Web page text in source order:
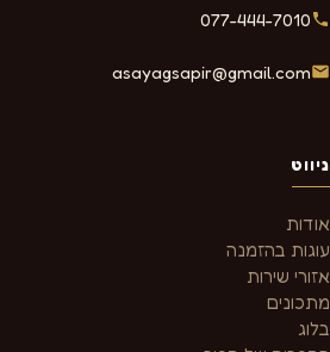
077-444-7010
asayagsapir@gmail.com
ניווט
אודות
עוגות בהזמנה
אזורי שירות
מתכונים
בלוג